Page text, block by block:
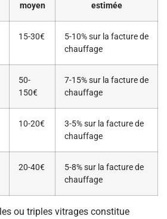
moyen
estimée
15-30€
5-10% sur la facture de
chauffage
50-
150€
7-15% sur la facture de
chauffage
10-20€
3-5% sur la facture de
chauffage
20-40€
5-8% sur la facture de
chauffage
ou triples vitrages constitue